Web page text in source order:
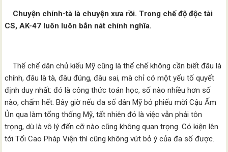
Chuyện chính-tà là chuyện xưa rồi. Trong chế độ độc tài
CS, AK-47 luôn luôn bắn nát chính nghĩa.
Thể chế dân chủ kiểu Mỹ cũng là thể chế không cần biết đâu là
chính, đâu là tà, đâu đúng, đâu sai, mà chỉ có một yếu tố quyết
định duy nhất: đó là công thức toán học, số nào nhiều hơn số
nào, chấm hết. Bây giờ nếu đa số dân Mỹ bỏ phiếu mời Cậu Ấm
Ủn qua làm tổng thống Mỹ, tất nhiên đó là việc vẫn phải tôn
trọng, dù là vô lý đến cỡ nào cũng không quan trọng. Có kiện lên
tới Tối Cao Pháp Viện thì cũng không vứt bỏ ý của đa số được.